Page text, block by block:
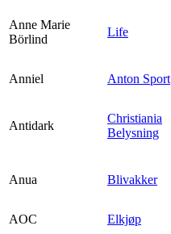
Anne Marie
Börlind
Life
Anniel
Anton Sport
Antidark
Christiania
Belysning
Anua Blivakker
AOC
Elkjøp